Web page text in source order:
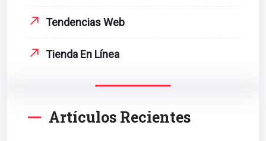
Tendencias Web
Tienda En Línea
Artículos Recientes